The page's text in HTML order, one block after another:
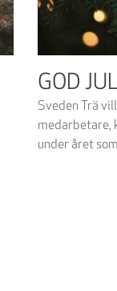
GOD
Sveden Trä
medarbetare,
under året